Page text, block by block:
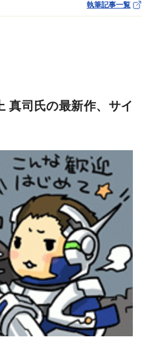
執筆記事一覧
真司氏の最新作、サイ